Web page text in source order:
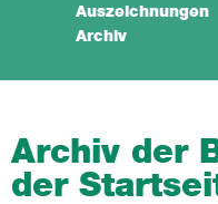
Auszeichnungen
Archiv
Archiv der
der